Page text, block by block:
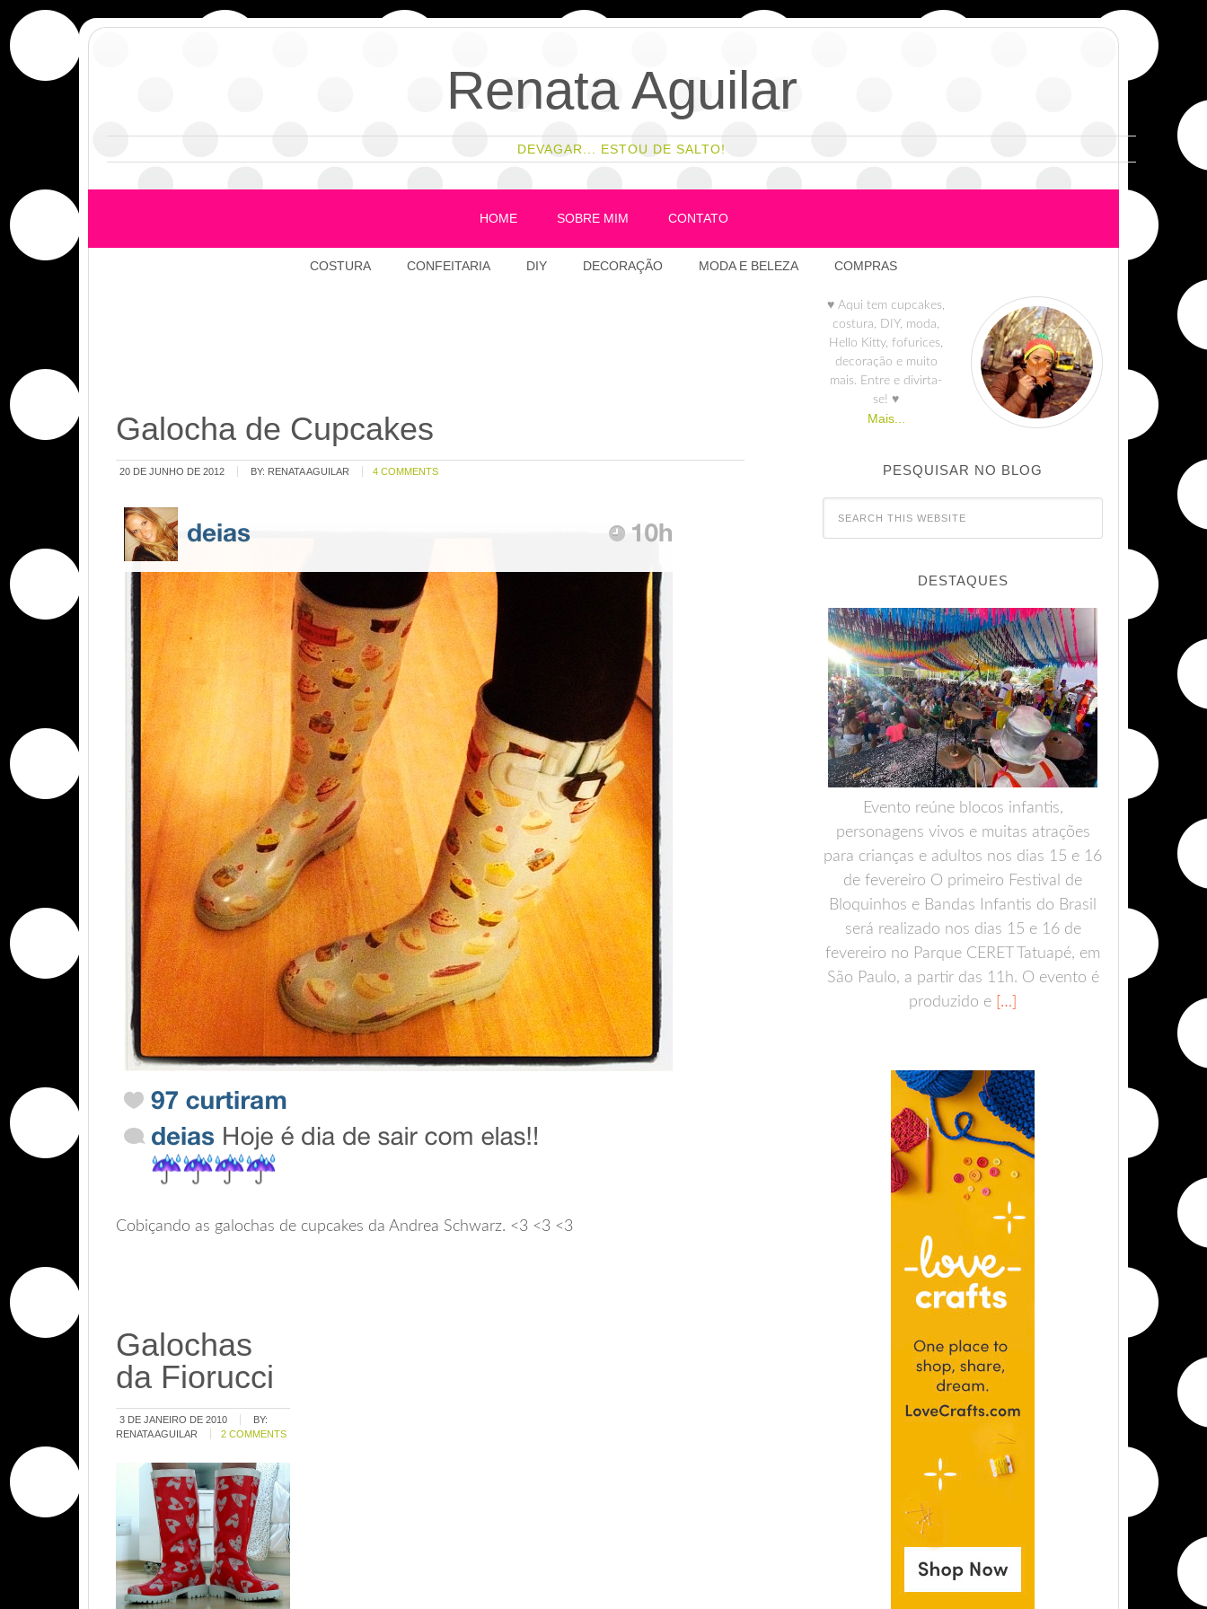
Renata Aguilar
DEVAGAR... ESTOU DE SALTO!
HOME SOBRE MIM CONTATO
COSTURA CONFEITARIA DIY DECORAÇÃO MODA E BELEZA COMPRAS
Galocha de Cupcakes
20 DE JUNHO DE 2012 BY: RENATA AGUILAR 4 COMMENTS
Cobiçando as galochas de cupcakes da Andrea Schwarz. <3 <3 <3
Galochas
da Fiorucci
3 DE JANEIRO DE 2010
BY:
RENATA AGUILAR
2 COMMENTS
♥ Aqui tem cupcakes,
costura, DIY, moda,
Hello Kitty, fofurices,
decoração e muito
mais. Entre e divirta-
se! ♥
Mais...
PESQUISAR NO BLOG
DESTAQUES
Evento reúne blocos infantis,
personagens vivos e muitas atrações
para crianças e adultos nos dias 15 e 16
de fevereiro O primeiro Festival de
Bloquinhos e Bandas Infantis do Brasil
será realizado nos dias 15 e 16 de
fevereiro no Parque CERET Tatuapé, em
São Paulo, a partir das 11h. O evento é
produzido e […]